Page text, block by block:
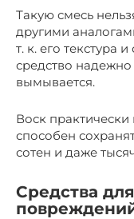
Такую смесь
другими
т. к. его текстура
средство
вымывается.
Воск практически
способен
сотен и даже
Средства